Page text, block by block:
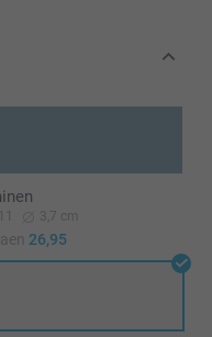
3,7 cm
26,95